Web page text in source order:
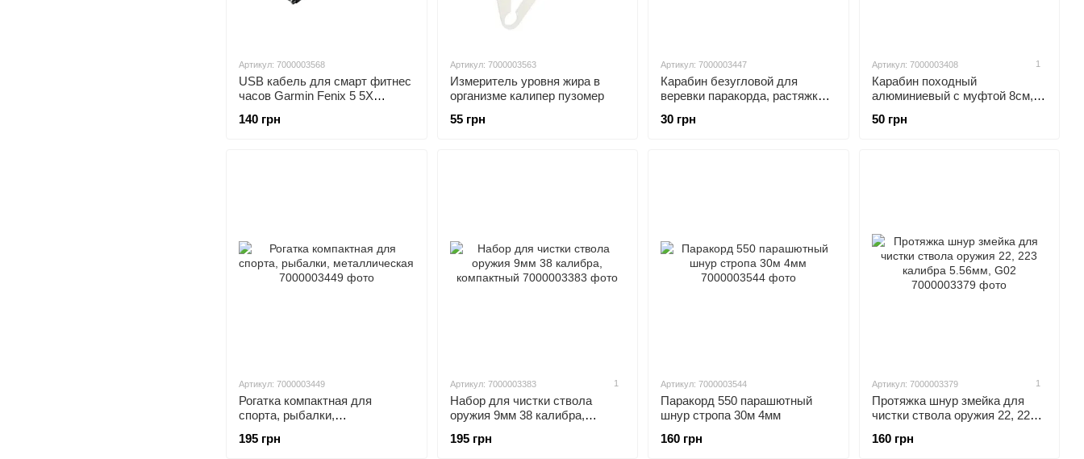
Артикул: 7000003568
USB кабель для смарт фитнес
часов Garmin Fenix 5 5X
140 грн
Артикул: 7000003563
Измеритель уровня жира в
организме калипер пузомер
55 грн
Артикул: 7000003447
Карабин безугловой для
веревки паракорда, растяжки
30 грн
Артикул: 7000003408 1
Карабин походный
алюминиевый с муфтой 8см,
50 грн
Артикул: 7000003449
Рогатка компактная для
спорта, рыбалки,
195 грн
Артикул: 7000003383 1
Набор для чистки ствола
оружия 9мм 38 калибра,
195 грн
Артикул: 7000003544
Паракорд 550 парашютный
шнур стропа 30м 4мм
160 грн
Артикул: 7000003379 1
Протяжка шнур змейка для
чистки ствола оружия 22, 223
160 грн